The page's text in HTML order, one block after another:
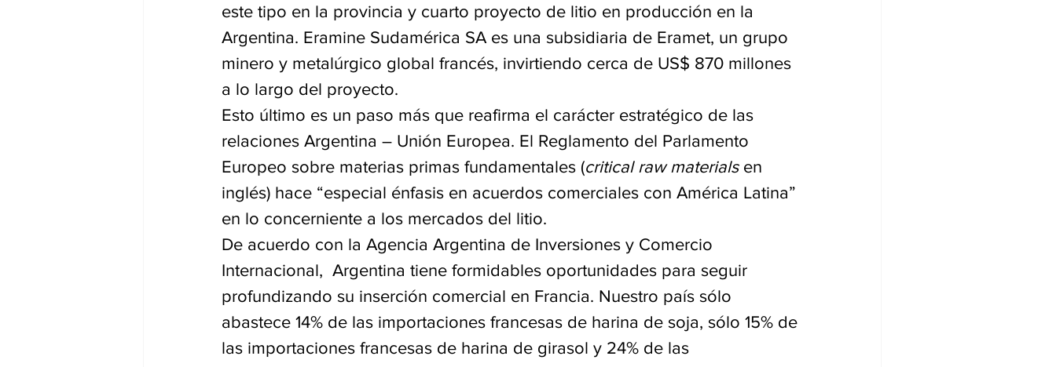
este tipo en la provincia y cuarto proyecto de litio en producción en la
Argentina. Eramine Sudamérica SA es una subsidiaria de Eramet, un grupo
minero y metalúrgico global francés, invirtiendo cerca de US$ 870 millones
a lo largo del proyecto.
Esto último es un paso más que reafirma el carácter estratégico de las
relaciones Argentina – Unión Europea. El Reglamento del Parlamento
Europeo sobre materias primas fundamentales (critical raw materials en
inglés) hace “especial énfasis en acuerdos comerciales con América Latina”
en lo concerniente a los mercados del litio.
De acuerdo con la Agencia Argentina de Inversiones y Comercio
Internacional,  Argentina tiene formidables oportunidades para seguir
profundizando su inserción comercial en Francia. Nuestro país sólo
abastece 14% de las importaciones francesas de harina de soja, sólo 15% de
las importaciones francesas de harina de girasol y 24% de las